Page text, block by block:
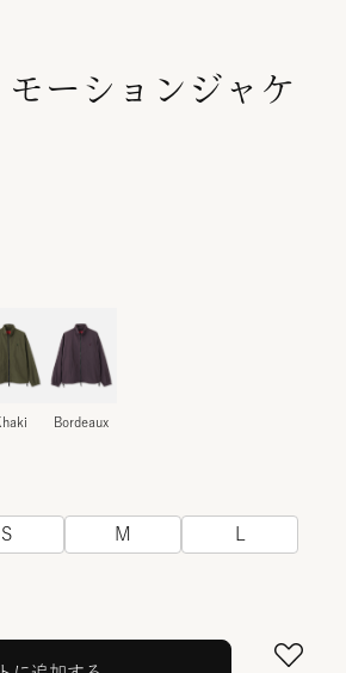
モーションジャケ
Bordeaux
S M